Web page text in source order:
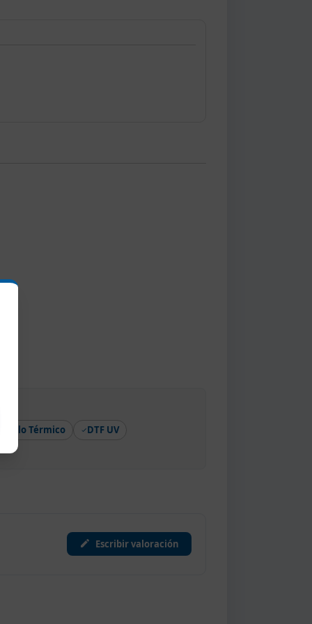
Vinilo Térmico
DTF UV
Escribir valoración